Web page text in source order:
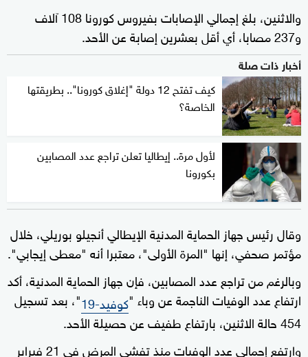
والاثنين، بلغ إجمالي الإصابات بفيروس كورونا 108 آلاف
و237 مصابا، أي أقل بعشرين إصابة عن الأحد.
أخبار ذات صلة
كيف تفتح 12 دولة "إغلاق كورونا".. بطريقتها
الخاصة؟
لأول مرة.. إيطاليا تعلن تراجع عدد المصابين
بكورونا
وقال رئيس جهاز الحماية المدنية الإيطالي أنجيلو بوريلي، خلال
مؤتمر صحفي، إنها "المرة الأولى"، معتبرا أنه "معطى إيجابي".
وبالرغم من تراجع عدد المصابين، فإن جهاز الحماية المدنية، أكد
ارتفاع عدد الوفيات الناجمة عن وباء "كوفيد-19
"، بعد تسجيل
454 حالة الاثنين، بارتفاع طفيف عن حصيلة الأحد.
وارتفع إجمالي عدد الوفيات منذ تفشي المرض في 21 فبراير